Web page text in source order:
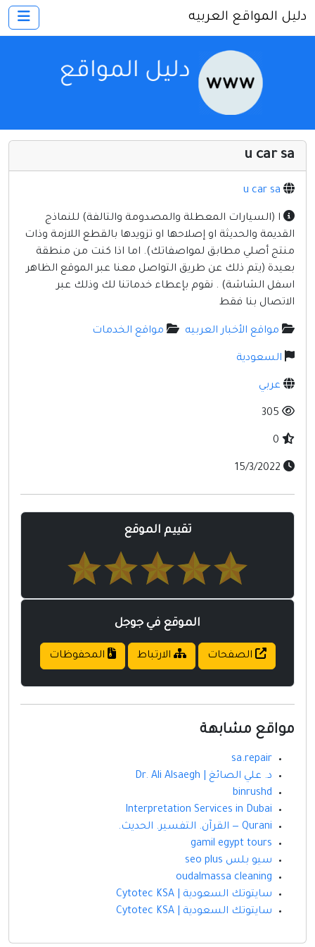
اتصل بنا
الأسرة والترفيه
كمبيوتر وبرامج
منتديات
مواقع إخباريه
مواقع إسلامية
دليل المواقع العربيه
u car sa
u car sa
ا (السيارات المعطلة والمصدومة والتالفة) للنماذج
القديمة والحديثة او إصلاحها او تزويدها بالقطع اللازمة وذات
منتج أصلي مطابق لمواصفاتك). اما اذا كنت من منطقة
بعيدة (يتم ذلك عن طريق التواصل معنا عبر الموقع الظاهر
اسفل الشاشة) . نقوم بإعطاء خدماتنا لك وذلك عبر
الاتصال بنا فقط
مواقع الأخبار العربيه مواقع الخدمات
السعودية
عربي
تقييم الموقع
الموقع في جوجل
الصفحات الارتباط المحفوظات
مواقع مشابهة
sa.repair
د. علي الصائغ | Dr. Ali Alsaegh
binrushd
Interpretation Services in Dubai
Qurani — القرآن. التفسير. الحديث.
gamil egypt tours
سيو بلس seo plus
oudalmassa cleaning
سايتوتك السعودية | Cytotec KSA
سايتوتك السعودية | Cytotec KSA